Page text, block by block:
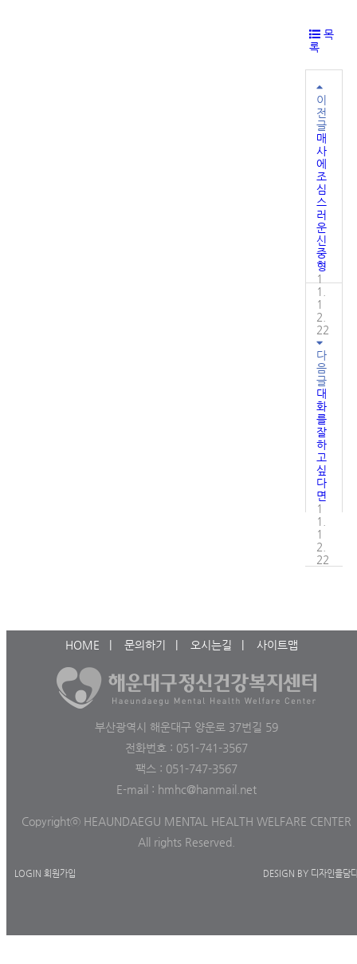
목
록
이
전
글
매
사
에
조
심
스
러
운
신
중
형
1
1.
1
2.
22
다
음
글
대
화
를
잘
하
고
싶
다
면
1
1.
1
2.
22
HOME 문의하기 오시는길 사이트맵
부산광역시 해운대구 양운로 37번길 59
전화번호 : 051-741-3567
팩스 : 051-747-3567
E-mail : hmhc@hanmail.net
Copyrightⓒ HEAUNDAEGU MENTAL HEALTH WELFARE CENTER
All rights Reserved.
LOGIN 회원가입 DESIGN BY 디자인을담